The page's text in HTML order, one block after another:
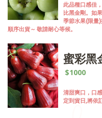
此品種口感佳
比黑金剛。如
季節水果(限量
順序出貨～ 敬請耐心等候。
蜜彩黑
$1000
清甜爽口，口
定到貨日,將依